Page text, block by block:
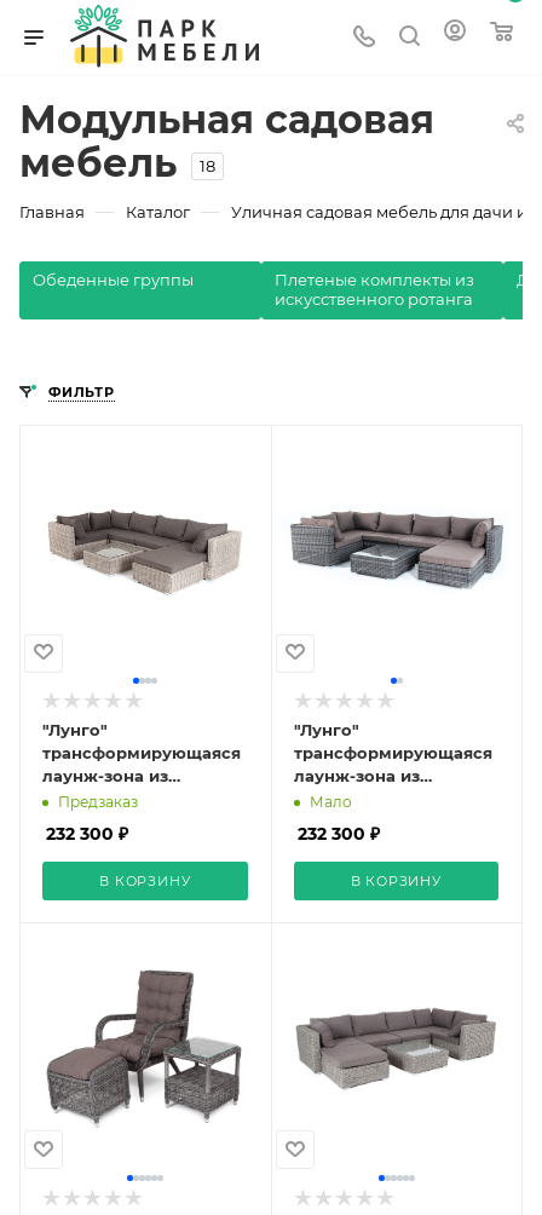
Модульная садовая
мебель
18
Главная — Каталог — Уличная садовая мебель для дачи и
Обеденные группы
Плетеные комплекты из
искусственного ротанга
ФИЛЬТР
"Лунго"
трансформирующаяся
лаунж-зона из
искусственного
Предзаказ
232 300 ₽
В КОРЗИНУ
"Лунго"
трансформирующаяся
лаунж-зона из
искусственного
Мало
232 300 ₽
В КОРЗИНУ